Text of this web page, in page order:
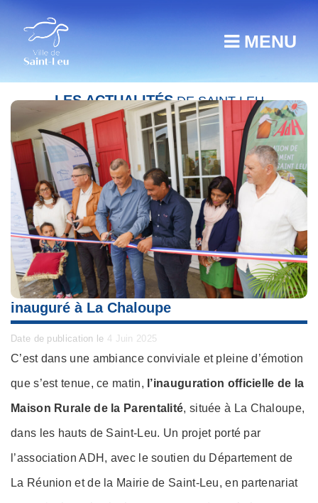
MENU
LES ACTUALITÉSDE SAINT-LEU
Un nouveau lieu dédié à la parentalité
inauguré à La Chaloupe
Date de publication le Posted
on
4 Juin 2025
C’est dans une ambiance conviviale et pleine d’émotion
que s’est tenue, ce matin, l’inauguration officielle de la
Maison Rurale de la Parentalité, située à La Chaloupe,
dans les hauts de Saint-Leu. Un projet porté par
l’association ADH, avec le soutien du Département de
La Réunion et de la Mairie de Saint-Leu, en partenariat